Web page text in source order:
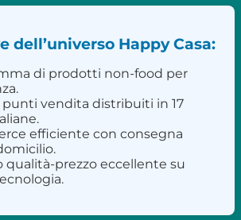
dell’universo Happy Casa:
di prodotti non-food per
punti vendita distribuiti in 17
efficiente con consegna
qualità-prezzo eccellente su